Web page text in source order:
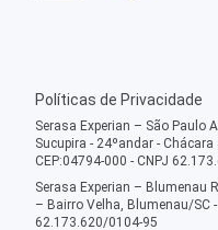
Políticas de Privacidade
Serasa Experian – São Paulo
Sucupira - 24ºandar -
CEP:04794-000 - CNPJ
Serasa Experian – Blumenau
– Bairro Velha, Blumenau/SC
62.173.620/0104-95